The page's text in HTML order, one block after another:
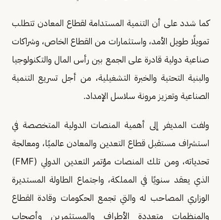
كما شدد على أن التنمية المستدامة لقطاع المعادن تتطلب
تمويلًا طويل الأمد، واستثمارات من القطاع الخاص، وشراكات
صناعية دولية قادرة على الجمع بين رأس المال والتكنولوجيا
والبنية التحتية والخبرة التشغيلية، من أجل تسريع التنمية
الصناعية وتعزيز مرونة سلاسل الإمداد.
ولفت المديفر إلى أهمية المنصات الدولية المتخصصة في
استشراف مستقبل قطاع التعدين والمعادن عالميًا، ومعالجة
تحدياته، ومن تلك المنصات مؤتمر التعدين الدولي (FMF)
الذي يعقد سنويًا في المملكة، واجتماع الطاولة المستديرة
الوزاري المصاحب له والتي تجمع الحكومات وقادة القطاع
والمنظمات متعددة الأطراف والمستثمرين وأصحاب